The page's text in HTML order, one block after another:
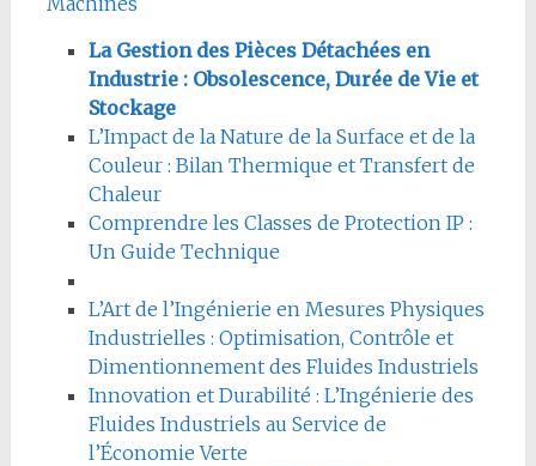
La Gestion des Pièces Détachées en
Industrie : Obsolescence, Durée de Vie et
Stockage
L’Impact de la Nature de la Surface et de la
Couleur : Bilan Thermique et Transfert de
Chaleur
Comprendre les Classes de Protection IP :
Un Guide Technique
L’Art de l’Ingénierie en Mesures Physiques
Industrielles : Optimisation, Contrôle et
Dimentionnement des Fluides Industriels
Innovation et Durabilité : L’Ingénierie des
Fluides Industriels au Service de
l’Économie Verte